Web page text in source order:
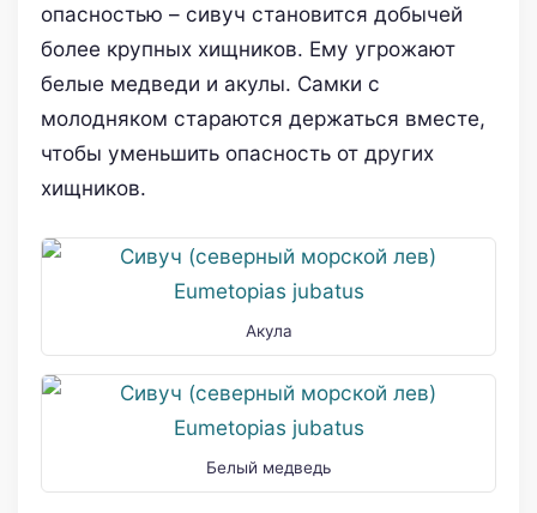
опасностью – сивуч становится добычей
более крупных хищников. Ему угрожают
белые медведи и акулы. Самки с
молодняком стараются держаться вместе,
чтобы уменьшить опасность от других
хищников.
Акула
Белый медведь